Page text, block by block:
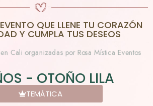
QUE LLENE TU CORAZÓN
Y CUMPLA TUS DESEOS
- OTOÑO LILA
TEMÁTICA